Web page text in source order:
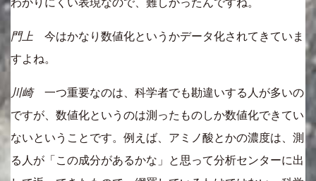
わかりにくい表現なので、難しかったんですね。
門上 今はかなり数値化というかデータ化されてきていま
すよね。
川崎一つ重要なのは、科学者でも勘違いする人が多いの
ですが、数値化というのは測ったものしか数値化できてい
ないということです。例えば、アミノ酸とかの濃度は、測
る人が「この成分があるかな」と思って分析センターに出